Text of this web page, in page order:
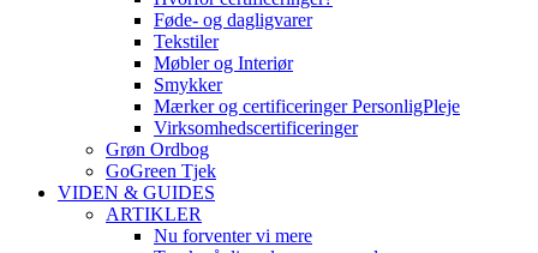
Føde- og dagligvarer
Tekstiler
Møbler og Interiør
Smykker
Mærker og certificeringer PersonligPleje
Virksomhedscertificeringer
Grøn Ordbog
GoGreen Tjek
VIDEN & GUIDES
ARTIKLER
Nu forventer vi mere